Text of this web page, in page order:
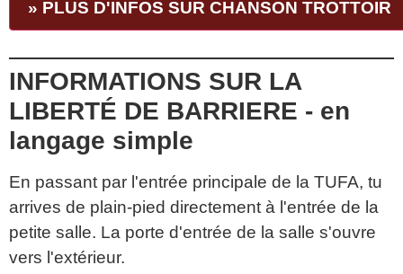
» PLUS D'INFOS SUR CHANSON TROTTOIR
INFORMATIONS SUR LA
LIBERTÉ DE BARRIERE - en
langage simple
En passant par l'entrée principale de la TUFA, tu
arrives de plain-pied directement à l'entrée de la
petite salle. La porte d'entrée de la salle s'ouvre
vers l'extérieur.